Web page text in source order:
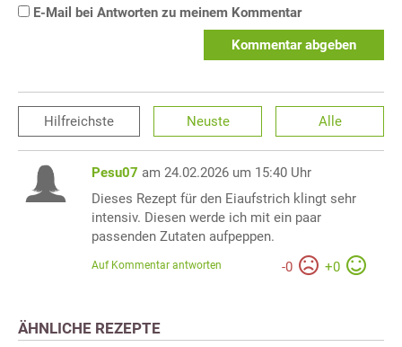
E-Mail bei Antworten zu meinem Kommentar
Kommentar abgeben
Hilfreichste Neuste Alle
Pesu07 am 24.02.2026 um 15:40 Uhr
Dieses Rezept für den Eiaufstrich klingt sehr
intensiv. Diesen werde ich mit ein paar
passenden Zutaten aufpeppen.
-0 +0
Auf Kommentar antworten
ÄHNLICHE REZEPTE